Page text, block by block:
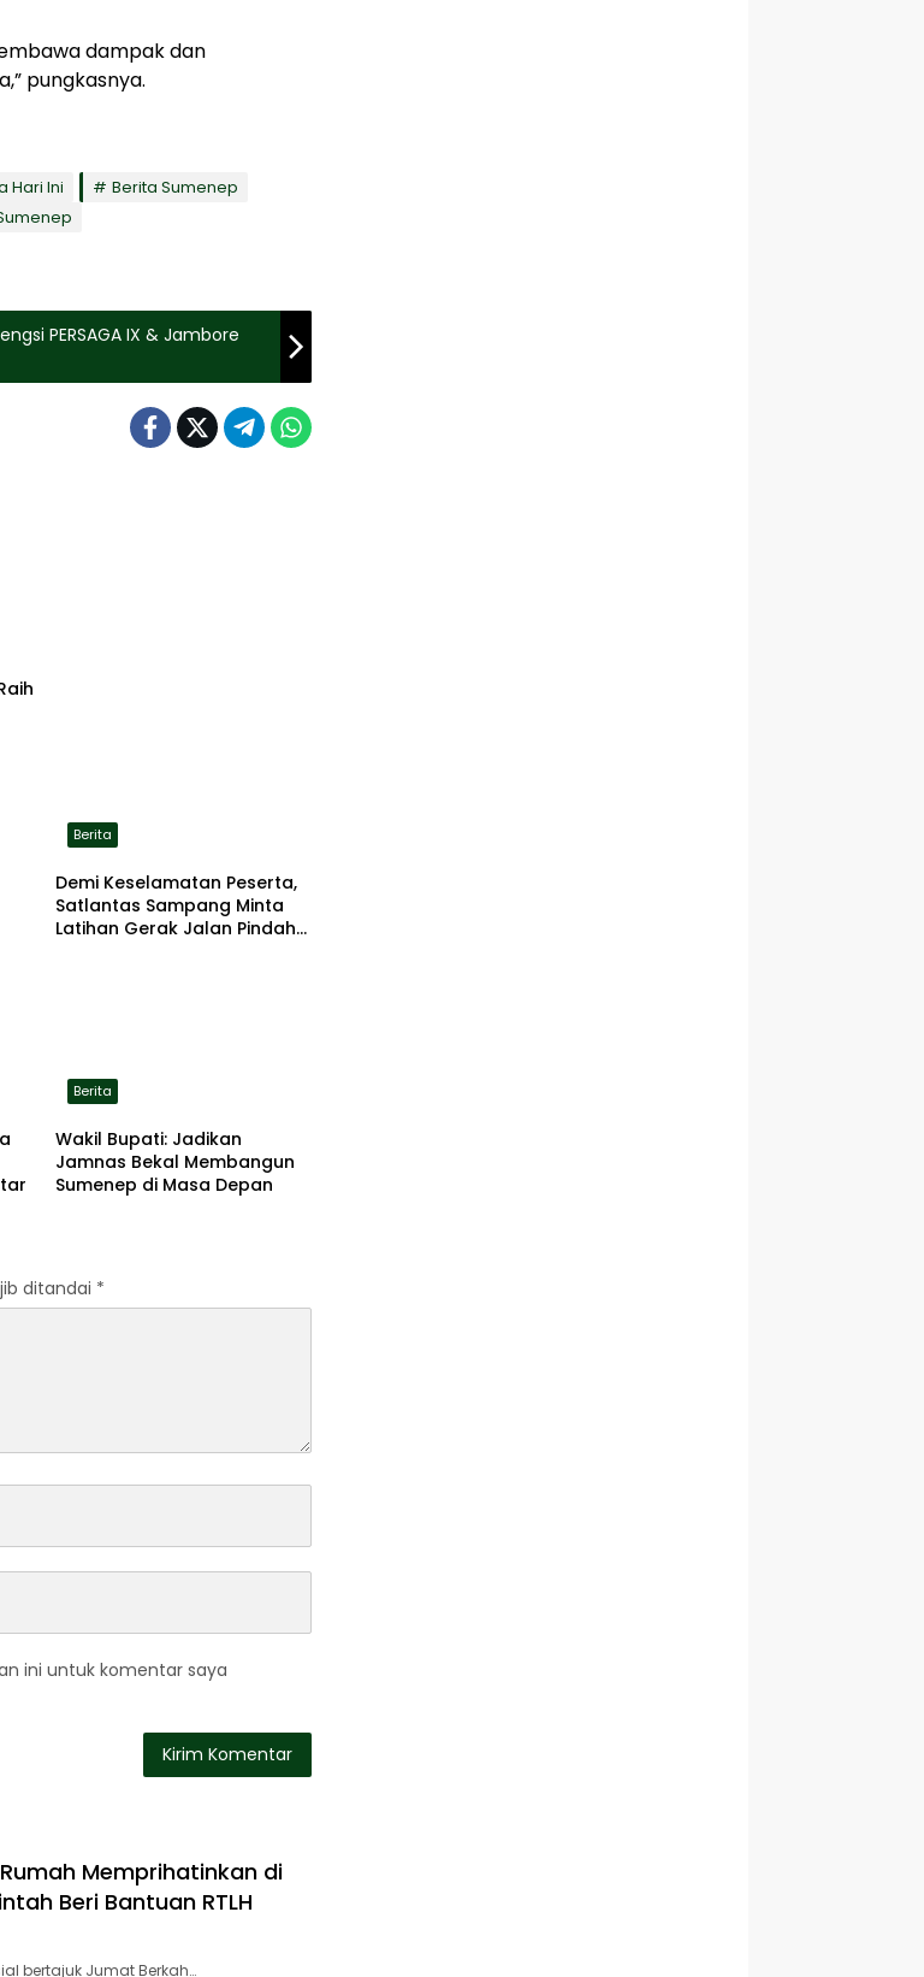
dampak dan
pungkasnya.
Hari Ini
Berita Sumenep
PERSAGA IX & Jambore
Berita
Demi Keselamatan Peserta,
Satlantas Sampang Minta
Latihan Gerak Jalan Pindah
Berita
Wakil Bupati: Jadikan
Jamnas Bekal Membangun
Sumenep di Masa Depan
ditandai *
ini untuk komentar saya
Memprihatinkan di
Beri Bantuan RTLH
bertajuk Jumat Berkah…